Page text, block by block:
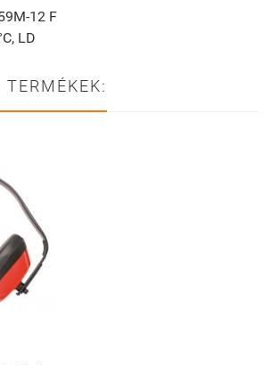
12 F
LD
TERMÉKEK: